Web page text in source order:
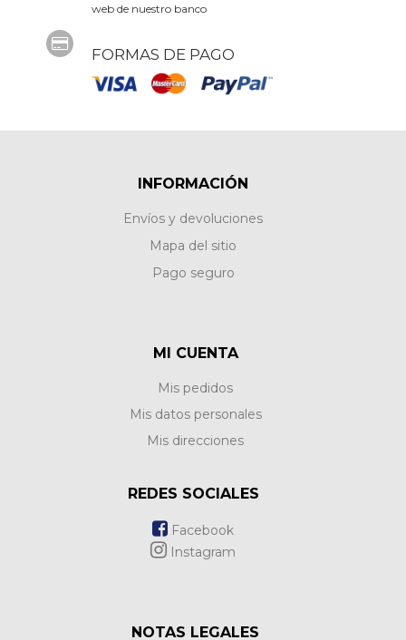
web de nuestro banco
FORMAS DE PAGO
INFORMACIÓN
Envíos y devoluciones
Mapa del sitio
Pago seguro
MI CUENTA
Mis pedidos
Mis datos personales
Mis direcciones
REDES SOCIALES
Facebook
Instagram
NOTAS LEGALES